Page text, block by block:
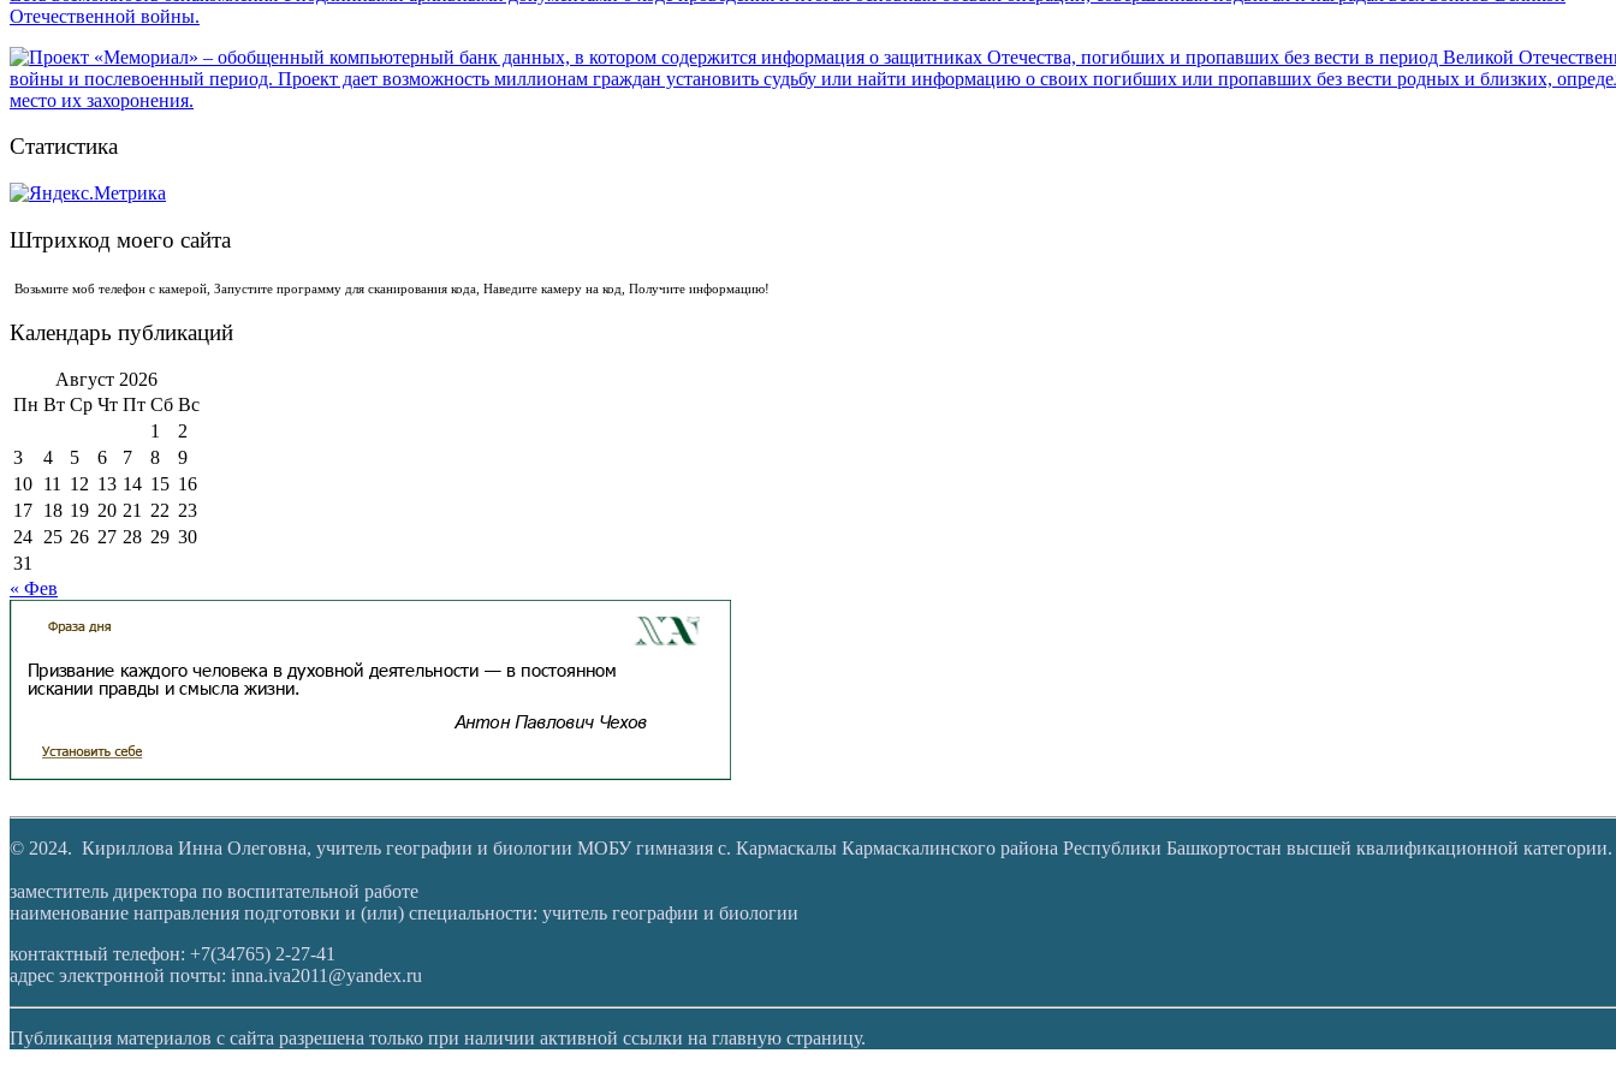
Статистика
Штрихкод моего сайта
Возьмите моб телефон с камерой, Запустите программу для сканирования кода, Наведите камеру на код, Получите информацию!
Календарь публикаций
Август 2026
Пн Вт Ср Чт Пт Сб Вс
1
2
3
4 5 6 7 8
9
10 11 12 13 14 15 16
17 18 19 20 21 22 23
24 25 26 27 28 29 30
31
« Фев
© 2024. Кириллова Инна Олеговна, учитель географии и биологии МОБУ гимназия с. Кармаскалы Кармаскалинского района Республики Башкортостан высшей квалификационной категории.
заместитель директора по воспитательной работе
наименование направления подготовки и (или) специальности: учитель географии и биологии
контактный телефон: +7(34765) 2-27-41
адрес электронной почты: inna.iva2011@yandex.ru
Публикация материалов с сайта разрешена только при наличии активной ссылки на главную страницу.